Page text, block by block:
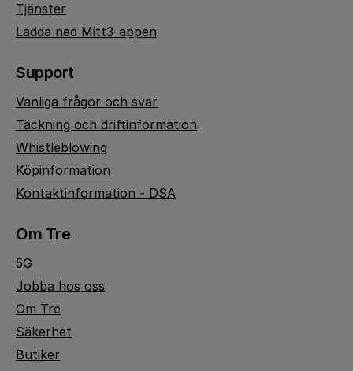
Tjänster
Ladda ned Mitt3-appen
Support
Vanliga frågor och svar
Täckning och driftinformation
Whistleblowing
Köpinformation
Kontaktinformation - DSA
Om Tre
5G
Jobba hos oss
Om Tre
Säkerhet
Butiker